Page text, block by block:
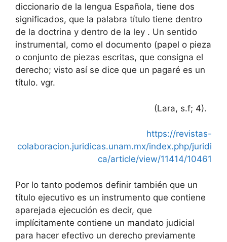
diccionario de la lengua Española, tiene dos
significados, que la palabra título tiene dentro
de la doctrina y dentro de la ley . Un sentido
instrumental, como el documento (papel o pieza
o conjunto de piezas escritas, que consigna el
derecho; visto así se dice que un pagaré es un
título. vgr.
(Lara, s.f; 4).
https://revistas-
colaboracion.juridicas.unam.mx/index.php/juridi
ca/article/view/11414/10461
Por lo tanto podemos definir también que un
título ejecutivo es un instrumento que contiene
aparejada ejecución es decir, que
implícitamente contiene un mandato judicial
para hacer efectivo un derecho previamente